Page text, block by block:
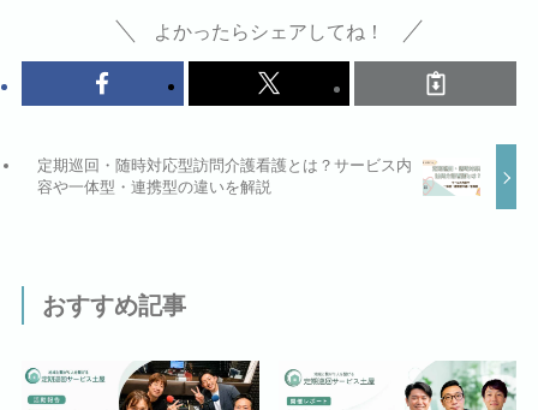
よかったらシェアしてね！
定期巡回・随時対応型訪問介護看護とは？サービス内
容や一体型・連携型の違いを解説
おすすめ記事